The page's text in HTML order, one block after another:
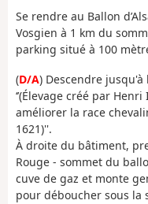
Se rendre au Ballon
Vosgien à 1 km du
parking situé à 100
(D/A) Descendre jusqu'à
‘’(Élevage créé par
améliorer la race
1621)''.
À droite du bâtiment,
Rouge - sommet du
cuve de gaz et monte
pour déboucher sous la